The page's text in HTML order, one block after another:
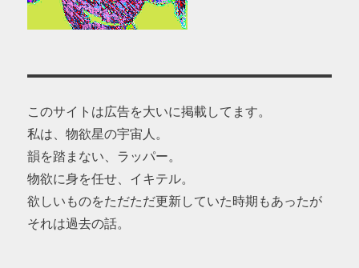
このサイトは広告を大いに掲載してます。
私は、物欲星の宇宙人。
韻を踏まない、ラッパー。
物欲に身を任せ、イキテル。
欲しいものをただただ更新していた時期もあったが
それは過去の話。